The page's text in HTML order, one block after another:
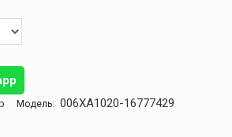
Модель: 006XA1020-16777429